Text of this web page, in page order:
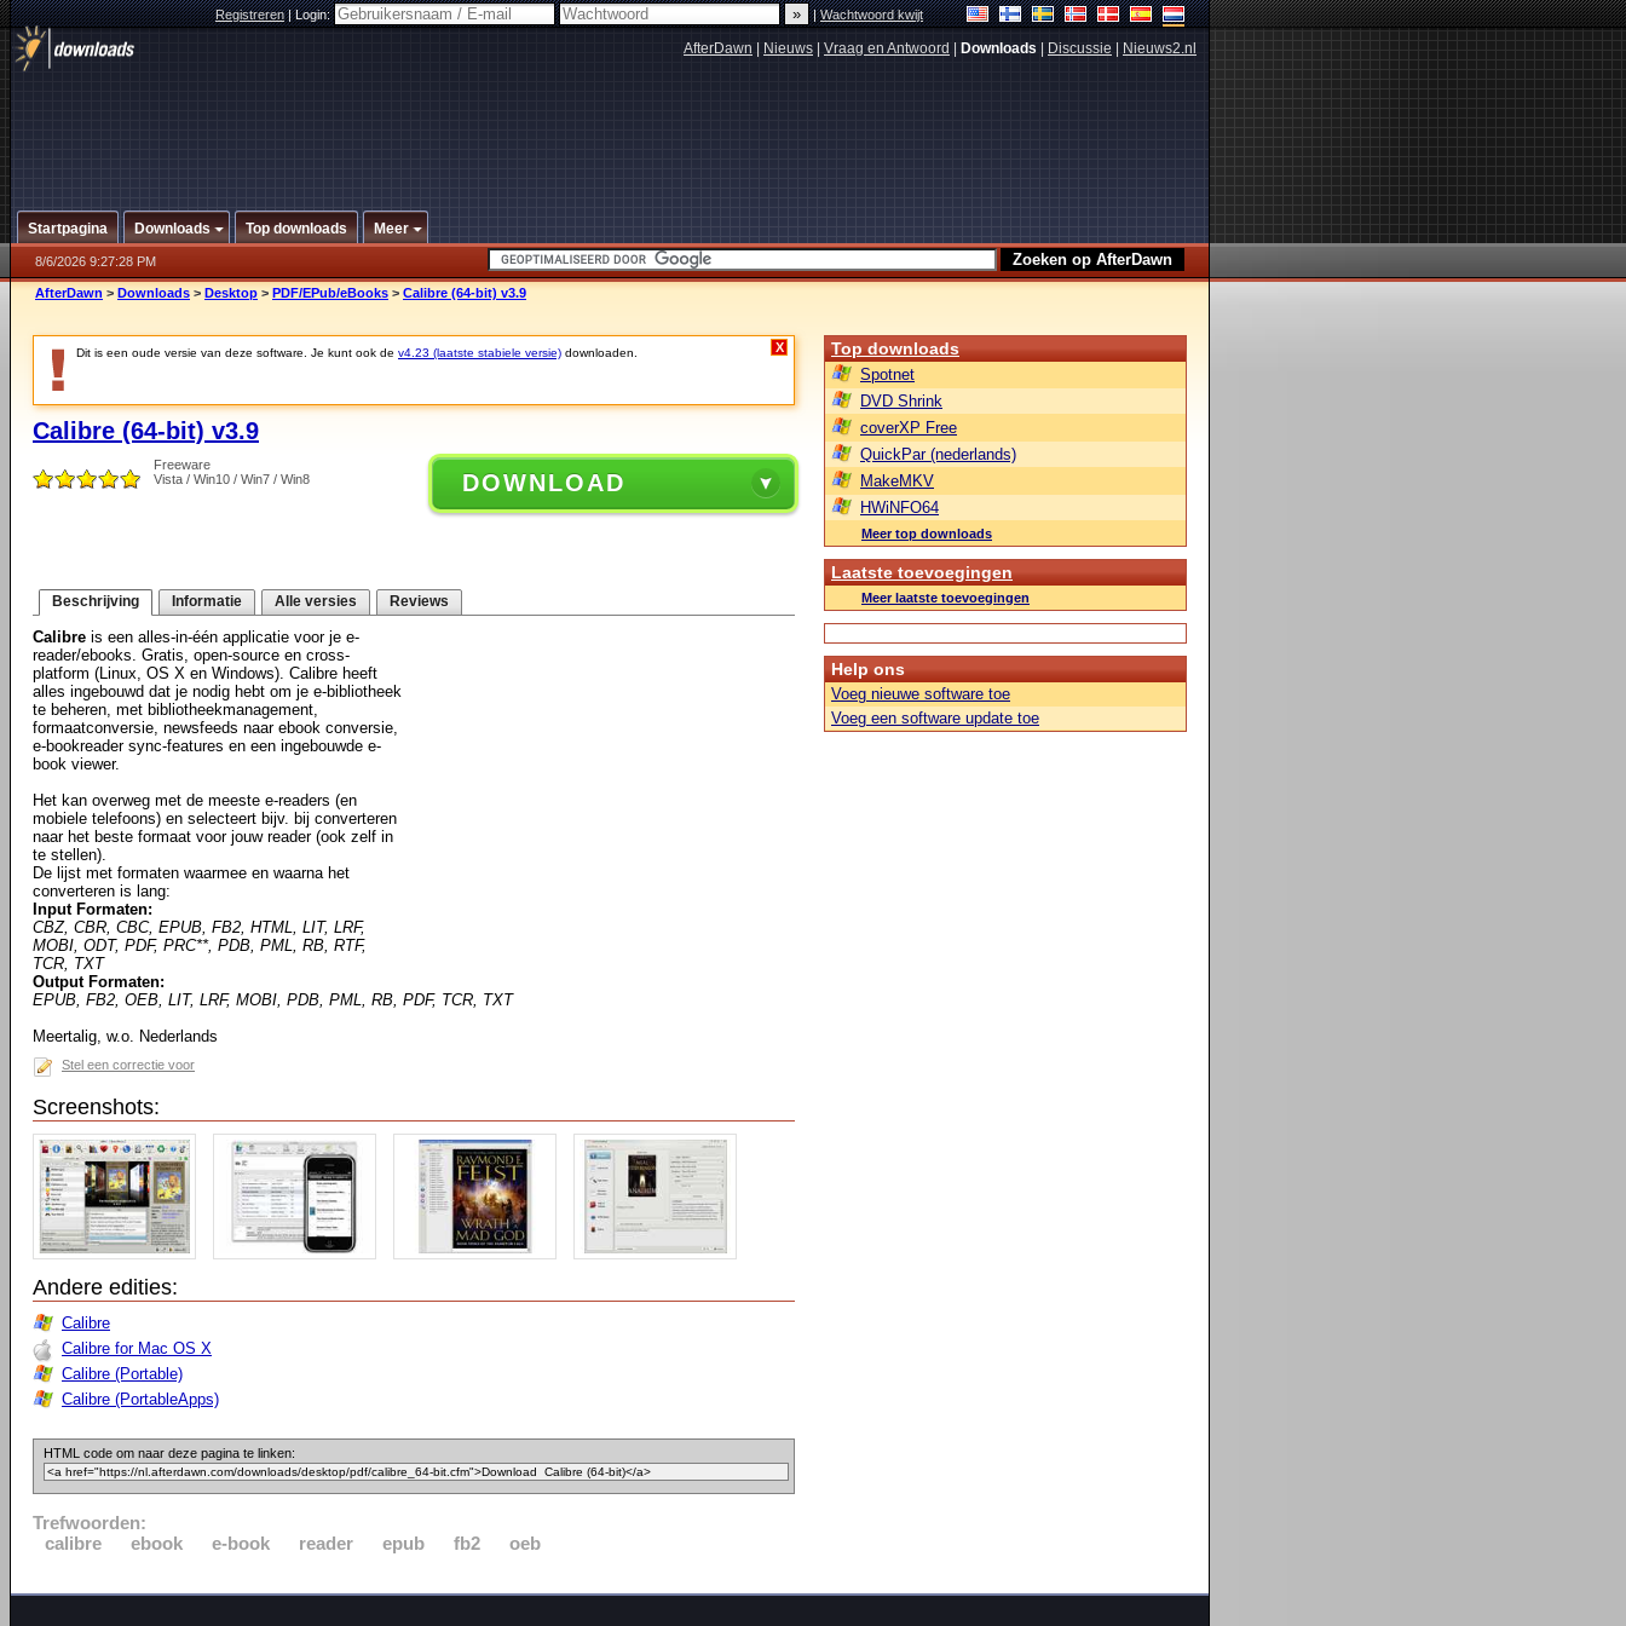
Registreren|Login: |Wachtwoord kwijt
AfterDawn Nieuws Vraag en Antwoord Downloads Discussie Nieuws2.nl
Startpagina Downloads Top downloads Meer
8/6/2026 9:27:28 PM
AfterDawn > Downloads > Desktop > PDF/EPub/eBooks > Calibre (64-bit) v3.9
Dit is een oude versie van deze software. Je kunt ook de v4.23 (laatste stabiele versie) downloaden. X
Calibre (64-bit) v3.9
Freeware
Vista / Win10 / Win7 / Win8
DOWNLOAD
Beschrijving Informatie Alle versies Reviews
Calibre is een alles-in-één applicatie voor je e-
reader/ebooks. Gratis, open-source en cross-
platform (Linux, OS X en Windows). Calibre heeft
alles ingebouwd dat je nodig hebt om je e-bibliotheek
te beheren, met bibliotheekmanagement,
formaatconversie, newsfeeds naar ebook conversie,
e-bookreader sync-features en een ingebouwde e-
book viewer.
Het kan overweg met de meeste e-readers (en
mobiele telefoons) en selecteert bijv. bij converteren
naar het beste formaat voor jouw reader (ook zelf in
te stellen).
De lijst met formaten waarmee en waarna het
converteren is lang:
Input Formaten:
CBZ, CBR, CBC, EPUB, FB2, HTML, LIT, LRF,
MOBI, ODT, PDF, PRC**, PDB, PML, RB, RTF,
TCR, TXT
Output Formaten:
EPUB, FB2, OEB, LIT, LRF, MOBI, PDB, PML, RB, PDF, TCR, TXT
Meertalig, w.o. Nederlands
Stel een correctie voor
Screenshots:
Andere edities:
Calibre
Calibre for Mac OS X
Calibre (Portable)
Calibre (PortableApps)
HTML code om naar deze pagina te linken:
Trefwoorden:
calibre
ebook e-book reader epub fb2 oeb
Top downloads
Spotnet
DVD Shrink
coverXP Free
QuickPar (nederlands)
MakeMKV
HWiNFO64
Meer top downloads
Laatste toevoegingen
Meer laatste toevoegingen
Help ons
Voeg nieuwe software toe
Voeg een software update toe